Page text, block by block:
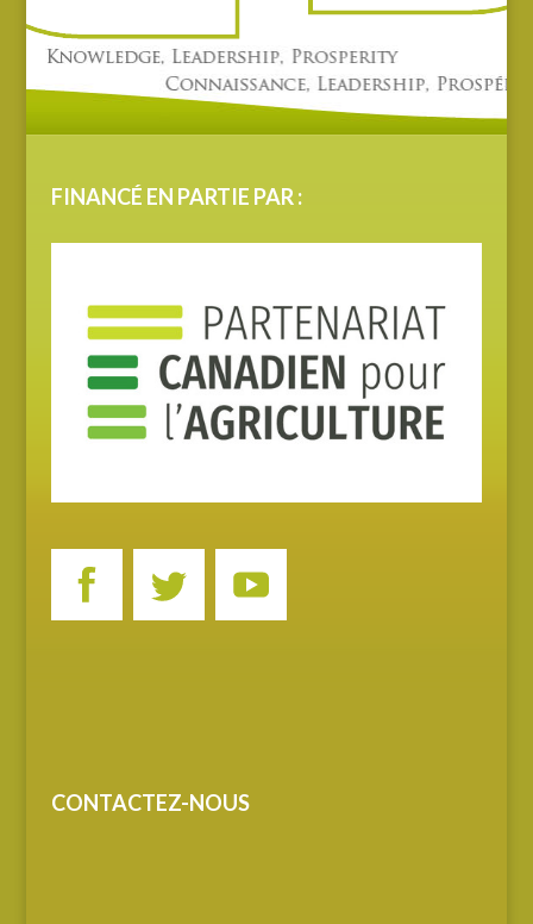
FINANCÉ EN PARTIE PAR :
CONTACTEZ-NOUS